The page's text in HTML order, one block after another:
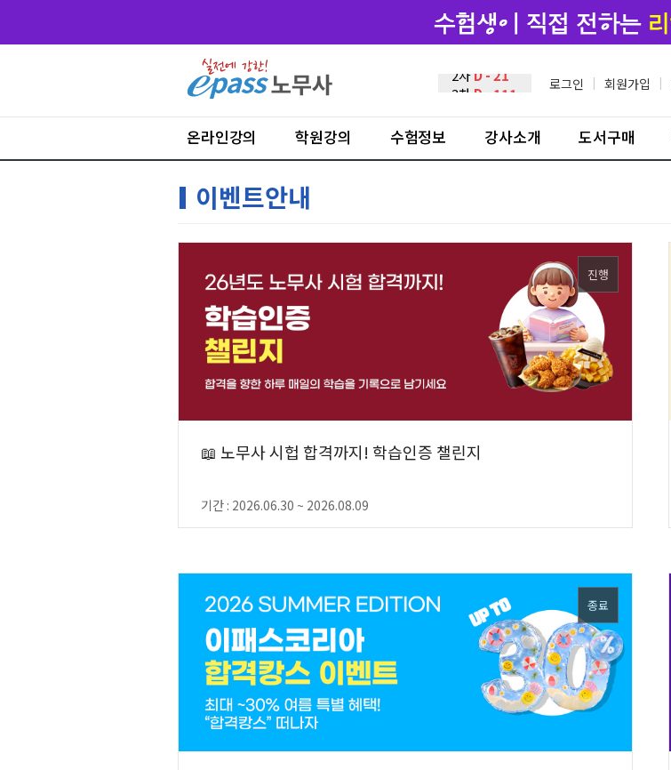
3차 D - 111 로그인 | 회원가입 |
온라인강의 학원강의 수험정보 강사소개 도서구매
이벤트안내
진행
📖 노무사 시헙 합격까지! 학습인증 챌린지
기간 : 2026.06.30 ~ 2026.08.09
종료